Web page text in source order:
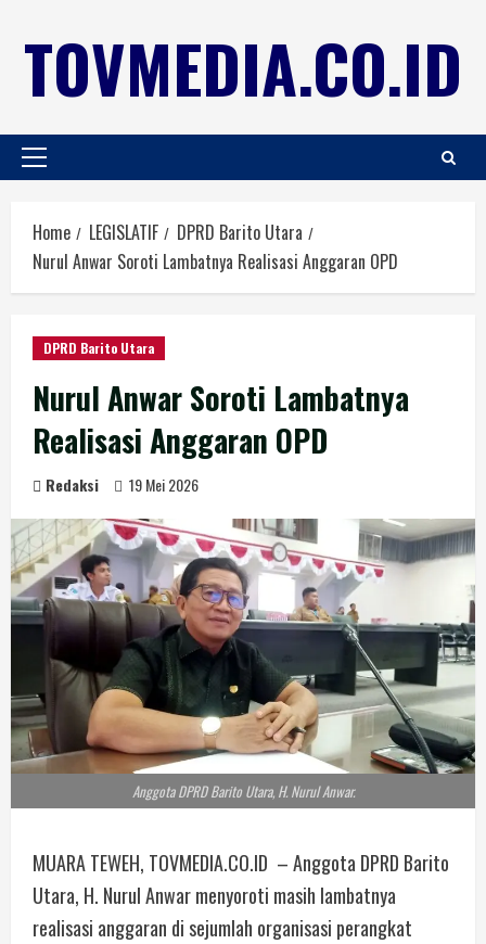
TOVMEDIA.CO.ID
Home LEGISLATIF
DPRD Barito Utara
Nurul Anwar Soroti Lambatnya Realisasi Anggaran OPD
DPRD Barito Utara
Nurul Anwar Soroti Lambatnya
Realisasi Anggaran OPD
Redaksi 19 Mei 2026
Anggota DPRD Barito Utara, H. Nurul Anwar.
MUARA TEWEH, TOVMEDIA.CO.ID – Anggota DPRD Barito
Utara, H. Nurul Anwar menyoroti masih lambatnya
realisasi anggaran di sejumlah organisasi perangkat